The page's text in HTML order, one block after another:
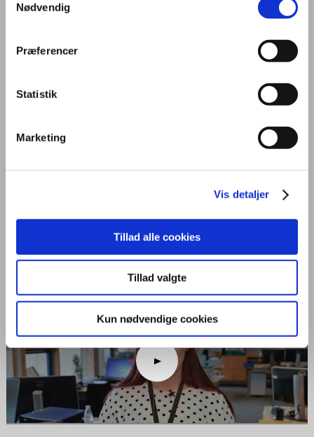
Nødvendig
Præferencer
Statistik
Marketing
Vis detaljer
Tillad alle cookies
Tillad valgte
Kun nødvendige cookies
OM UDDANNELSEN FREMTID
KONTAKT
Generelt
På kontoruddannelsen får du en grundlæggende viden om mundtlig
kontakt med kunder og service, og du arbejder med tekstbehandling,
regneark, databaser og andre IT-programmer.